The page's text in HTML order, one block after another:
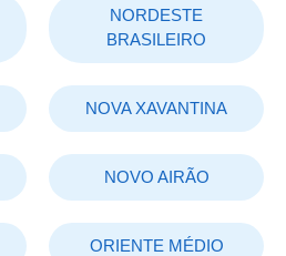
NORDESTE
BRASILEIRO
NOVA XAVANTINA
NOVO AIRÃO
ORIENTE MÉDIO